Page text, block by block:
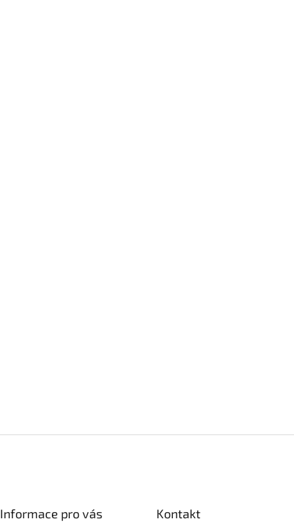
Informace pro vás Kontakt